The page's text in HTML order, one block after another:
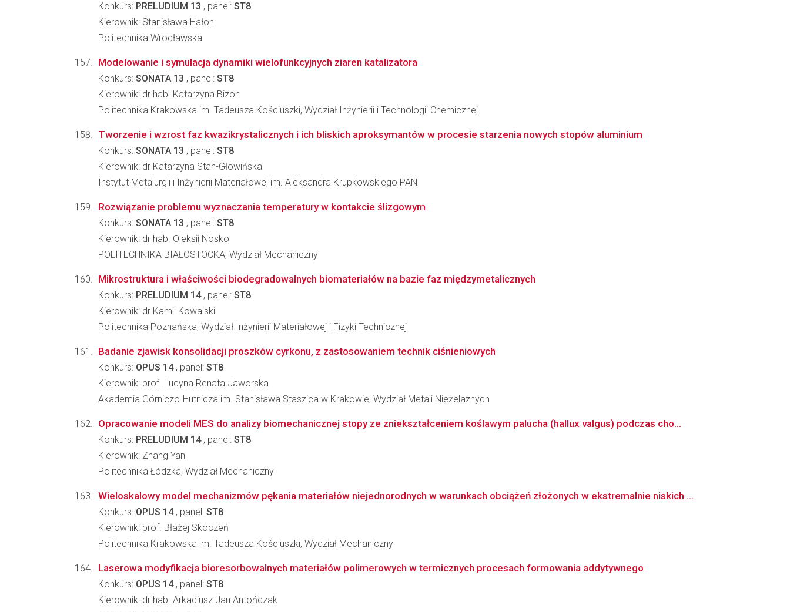
Konkurs: PRELUDIUM 13 , panel: ST8
Kierownik: Stanisława Hałon
Politechnika Wrocławska
Modelowanie i symulacja dynamiki wielofunkcyjnych ziaren katalizatora
Konkurs: SONATA 13 , panel: ST8
Kierownik: dr hab. Katarzyna Bizon
Politechnika Krakowska im. Tadeusza Kościuszki, Wydział Inżynierii i Technologii Chemicznej
Tworzenie i wzrost faz kwazikrystalicznych i ich bliskich aproksymantów w procesie starzenia nowych stopów aluminium
Konkurs: SONATA 13 , panel: ST8
Kierownik: dr Katarzyna Stan-Głowińska
Instytut Metalurgii i Inżynierii Materiałowej im. Aleksandra Krupkowskiego PAN
Rozwiązanie problemu wyznaczania temperatury w kontakcie ślizgowym
Konkurs: SONATA 13 , panel: ST8
Kierownik: dr hab. Oleksii Nosko
POLITECHNIKA BIAŁOSTOCKA, Wydział Mechaniczny
Mikrostruktura i właściwości biodegradowalnych biomateriałów na bazie faz międzymetalicznych
Konkurs: PRELUDIUM 14, panel: ST8
Kierownik: dr Kamil Kowalski
Politechnika Poznańska, Wydział Inżynierii Materiałowej i Fizyki Technicznej
Badanie zjawisk konsolidacji proszków cyrkonu, z zastosowaniem technik ciśnieniowych
Konkurs: OPUS 14, panel: ST8
Kierownik: prof. Lucyna Renata Jaworska
Akademia Górniczo-Hutnicza im. Stanisława Staszica w Krakowie, Wydział Metali Nieżelaznych
Opracowanie modeli MES do analizy biomechanicznej stopy ze zniekształceniem koślawym palucha (hallux valgus) podczas cho...
Konkurs: PRELUDIUM 14, panel: ST8
Kierownik: Zhang Yan
Politechnika Łódzka, Wydział Mechaniczny
Wieloskalowy model mechanizmów pękania materiałów niejednorodnych w warunkach obciążeń złożonych w ekstremalnie niskich ...
Konkurs: OPUS 14, panel: ST8
Kierownik: prof. Błażej Skoczeń
Politechnika Krakowska im. Tadeusza Kościuszki, Wydział Mechaniczny
Laserowa modyfikacja bioresorbowalnych materiałów polimerowych w termicznych procesach formowania addytywnego
Konkurs: OPUS 14, panel: ST8
Kierownik: dr hab. Arkadiusz Jan Antończak